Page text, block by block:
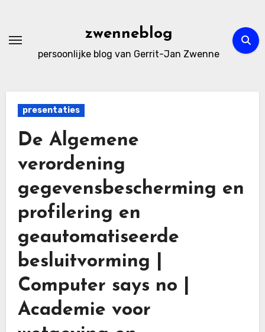
de
zwenneblog
persoonlijke blog van Gerrit-Jan Zwenne
presentaties
De Algemene
verordening
gegevensbescherming en
profilering en
geautomatiseerde
besluitvorming |
Computer says no |
Academie voor